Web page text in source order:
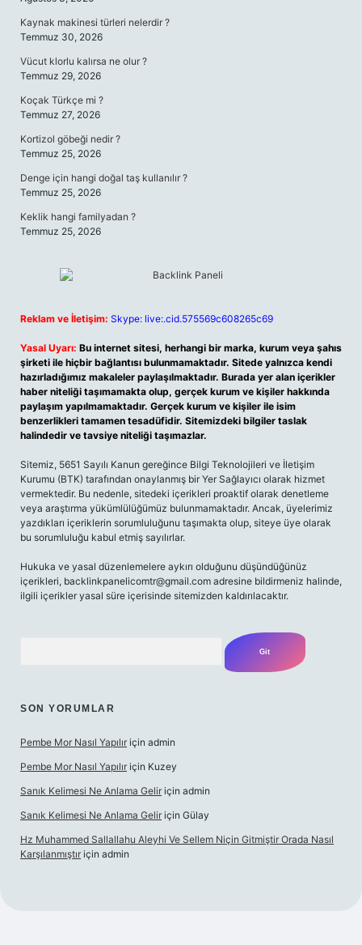
Kaynak makinesi türleri nelerdir ?
Temmuz 30, 2026
Vücut klorlu kalırsa ne olur ?
Temmuz 29, 2026
Koçak Türkçe mi ?
Temmuz 27, 2026
Kortizol göbeği nedir ?
Temmuz 25, 2026
Denge için hangi doğal taş kullanılır ?
Temmuz 25, 2026
Keklik hangi familyadan ?
Temmuz 25, 2026
Reklam ve İletişim: Skype: live:.cid.575569c608265c69
Yasal Uyarı: Bu internet sitesi, herhangi bir marka, kurum veya şahıs
şirketi ile hiçbir bağlantısı bulunmamaktadır. Sitede yalnızca kendi
hazırladığımız makaleler paylaşılmaktadır. Burada yer alan içerikler
haber niteliği taşımamakta olup, gerçek kurum ve kişiler hakkında
paylaşım yapılmamaktadır. Gerçek kurum ve kişiler ile isim
benzerlikleri tamamen tesadüfidir. Sitemizdeki bilgiler taslak
halindedir ve tavsiye niteliği taşımazlar.
Sitemiz, 5651 Sayılı Kanun gereğince Bilgi Teknolojileri ve İletişim
Kurumu (BTK) tarafından onaylanmış bir Yer Sağlayıcı olarak hizmet
vermektedir. Bu nedenle, sitedeki içerikleri proaktif olarak denetleme
veya araştırma yükümlülüğümüz bulunmamaktadır. Ancak, üyelerimiz
yazdıkları içeriklerin sorumluluğunu taşımakta olup, siteye üye olarak
bu sorumluluğu kabul etmiş sayılırlar.
Hukuka ve yasal düzenlemelere aykırı olduğunu düşündüğünüz
içerikleri, backlinkpanelicomtr@gmail.com adresine bildirmeniz halinde,
ilgili içerikler yasal süre içerisinde sitemizden kaldırılacaktır.
SON YORUMLAR
Pembe Mor Nasıl Yapılır için admin
Pembe Mor Nasıl Yapılır için Kuzey
Sanık Kelimesi Ne Anlama Gelir için admin
Sanık Kelimesi Ne Anlama Gelir için Gülay
Hz Muhammed Sallallahu Aleyhi Ve Sellem Niçin Gitmiştir Orada Nasıl
Karşılanmıştır için admin